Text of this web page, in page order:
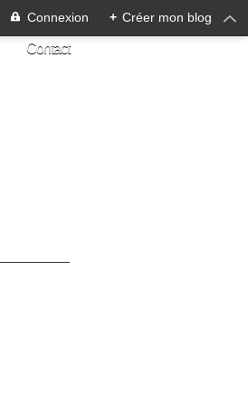
Connexion + Créer mon blog
Contact